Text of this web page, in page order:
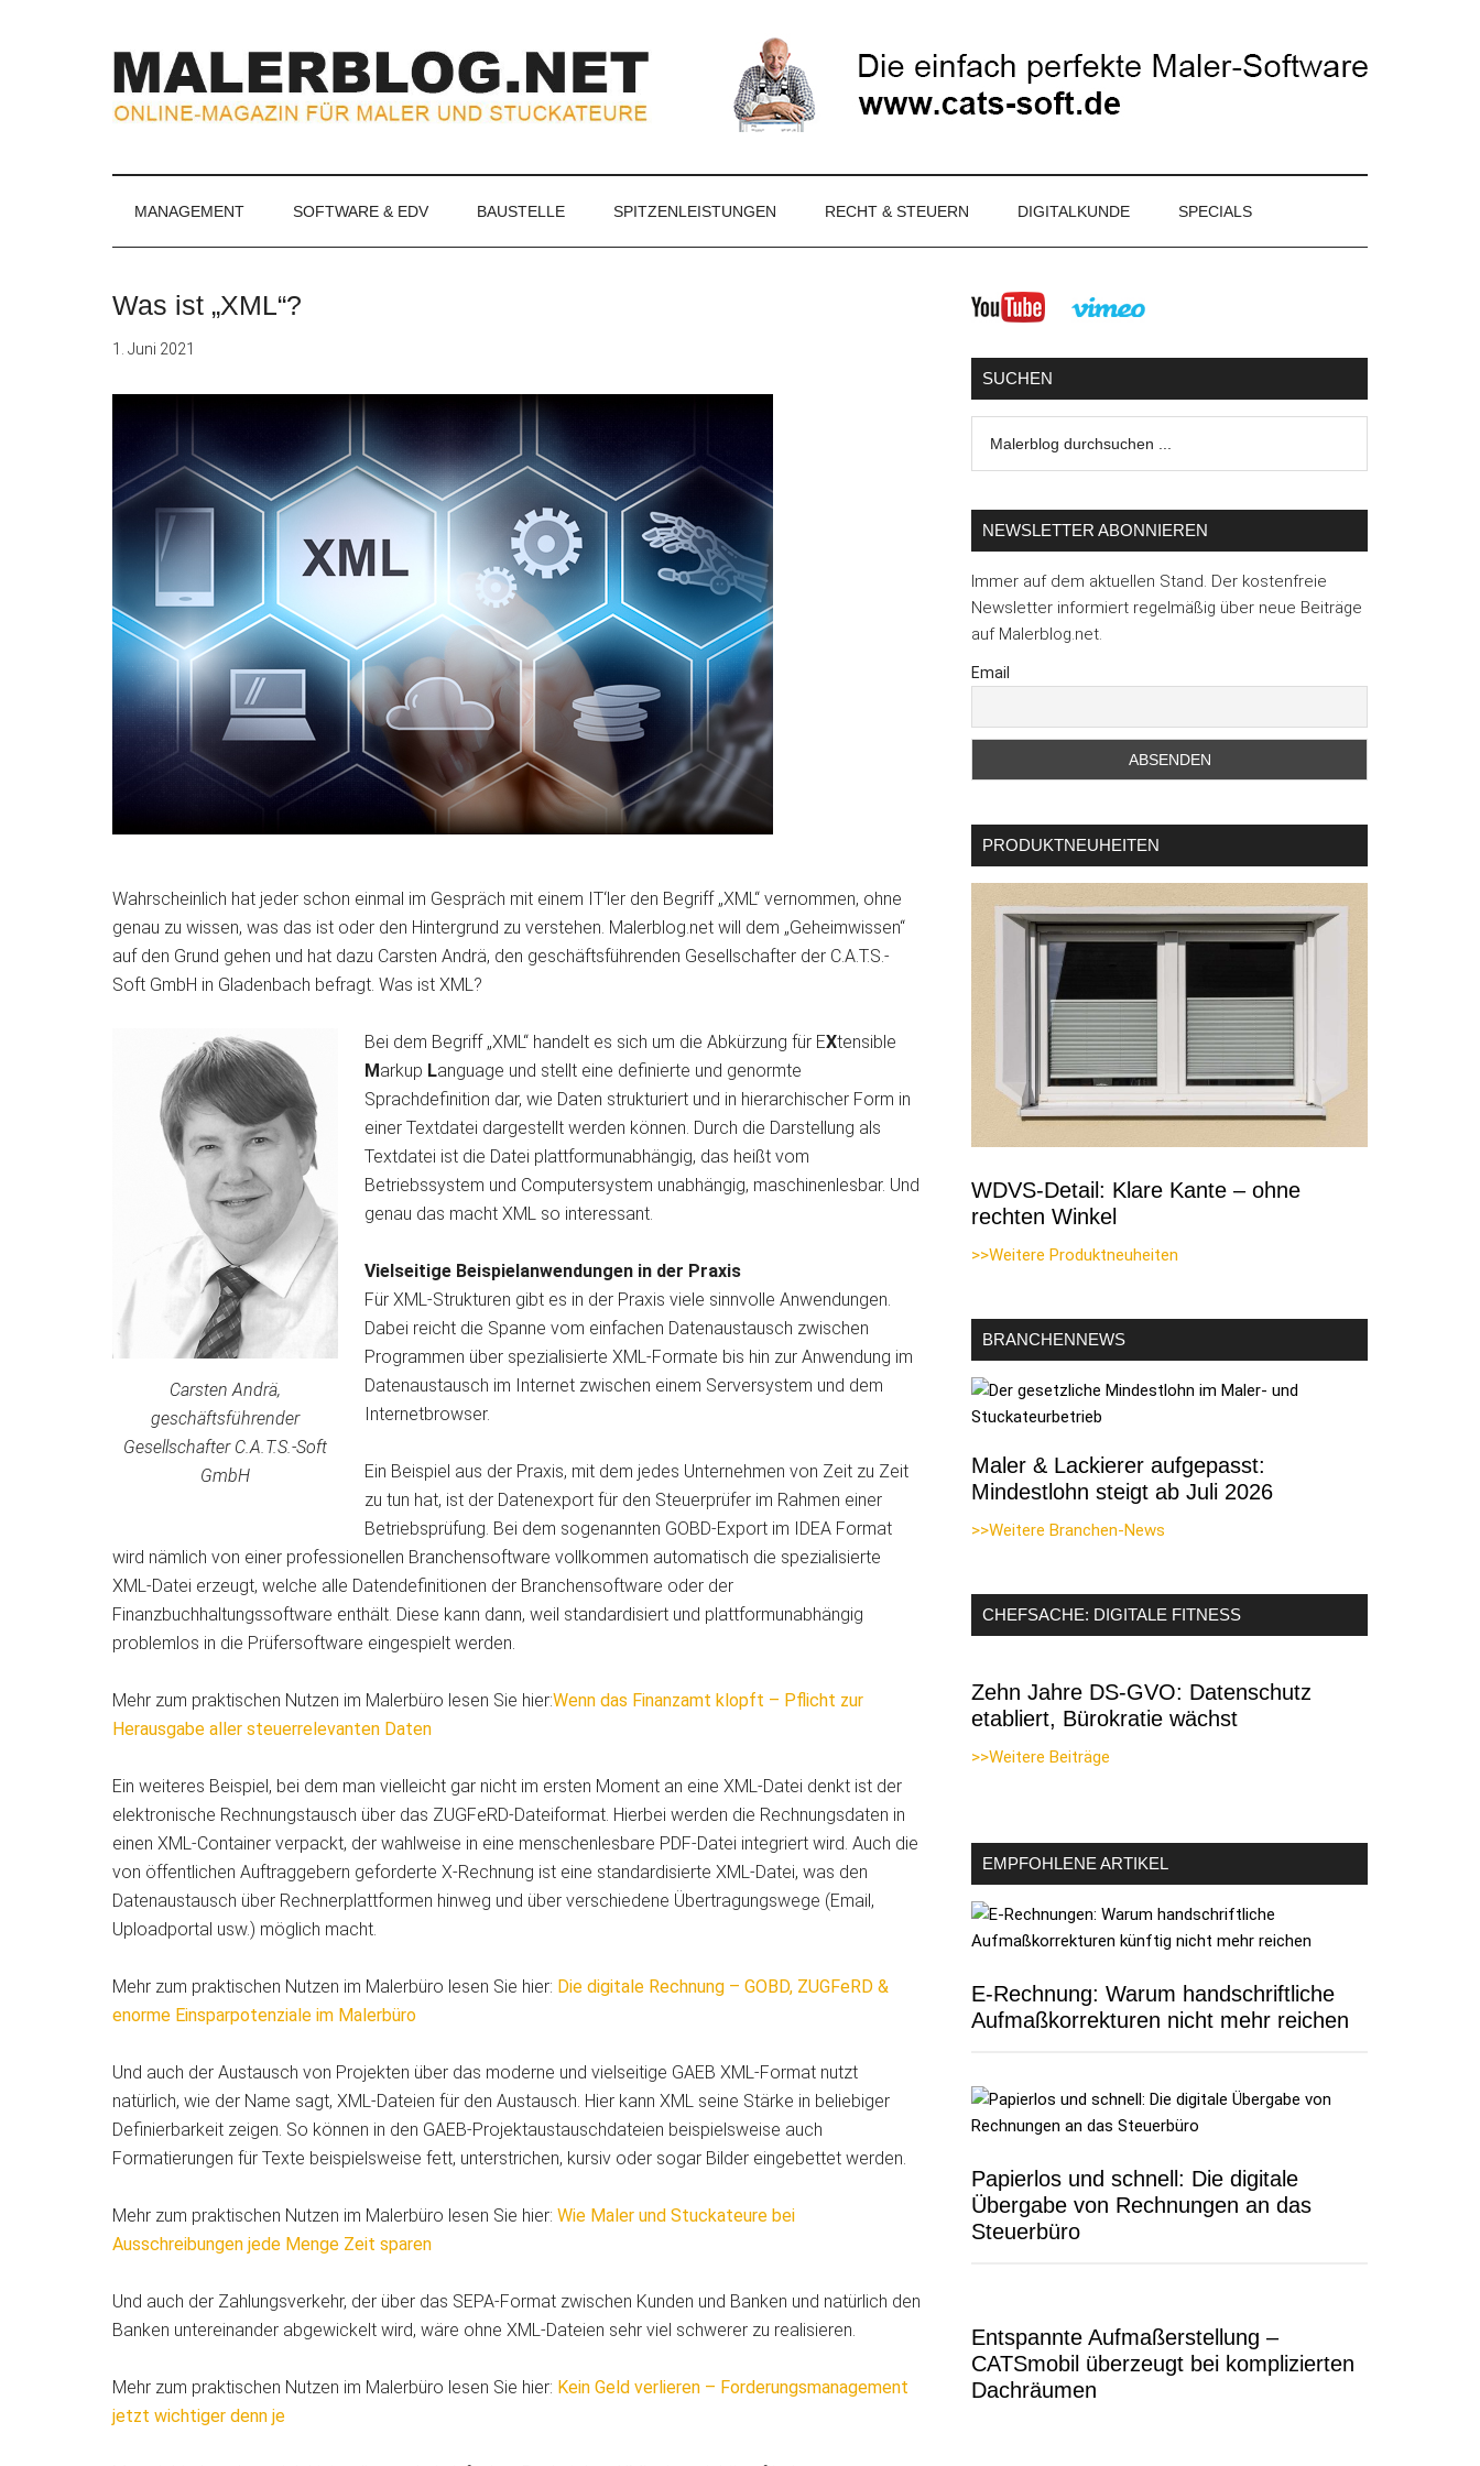
MALERBLOG.NET
Magazin
Stuckateure
MANAGEMENT SOFTWARE & EDV BAUSTELLE SPITZENLEISTUNGEN RECHT & STEUERN DIGITALKUNDE SPECIALS
Was ist „XML“?
1. Juni 2021
Wahrscheinlich hat jeder schon einmal im Gespräch mit einem IT‘ler den Begriff „XML“ vernommen, ohne
genau zu wissen, was das ist oder den Hintergrund zu verstehen. Malerblog.net will dem „Geheimwissen“
auf den Grund gehen und hat dazu Carsten Andrä, den geschäftsführenden Gesellschafter der C.A.T.S.-
Soft GmbH in Gladenbach befragt. Was ist XML?
Carsten Andrä,
geschäftsführender
Gesellschafter C.A.T.S.-Soft
GmbH
Bei dem Begriff „XML“ handelt es sich um die Abkürzung für EXtensible
Markup Language und stellt eine definierte und genormte
Sprachdefinition dar, wie Daten strukturiert und in hierarchischer Form in
einer Textdatei dargestellt werden können. Durch die Darstellung als
Textdatei ist die Datei plattformunabhängig, das heißt vom
Betriebssystem und Computersystem unabhängig, maschinenlesbar. Und
genau das macht XML so interessant.
Vielseitige Beispielanwendungen in der Praxis
Für XML-Strukturen gibt es in der Praxis viele sinnvolle Anwendungen.
Dabei reicht die Spanne vom einfachen Datenaustausch zwischen
Programmen über spezialisierte XML-Formate bis hin zur Anwendung im
Datenaustausch im Internet zwischen einem Serversystem und dem
Internetbrowser.
Ein Beispiel aus der Praxis, mit dem jedes Unternehmen von Zeit zu Zeit
zu tun hat, ist der Datenexport für den Steuerprüfer im Rahmen einer
Betriebsprüfung. Bei dem sogenannten GOBD-Export im IDEA Format
wird nämlich von einer professionellen Branchensoftware vollkommen automatisch die spezialisierte
XML-Datei erzeugt, welche alle Datendefinitionen der Branchensoftware oder der
Finanzbuchhaltungssoftware enthält. Diese kann dann, weil standardisiert und plattformunabhängig
problemlos in die Prüfersoftware eingespielt werden.
Mehr zum praktischen Nutzen im Malerbüro lesen Sie hier:Wenn das Finanzamt klopft – Pflicht zur
Herausgabe aller steuerrelevanten Daten
Ein weiteres Beispiel, bei dem man vielleicht gar nicht im ersten Moment an eine XML-Datei denkt ist der
elektronische Rechnungstausch über das ZUGFeRD-Dateiformat. Hierbei werden die Rechnungsdaten in
einen XML-Container verpackt, der wahlweise in eine menschenlesbare PDF-Datei integriert wird. Auch die
von öffentlichen Auftraggebern geforderte X-Rechnung ist eine standardisierte XML-Datei, was den
Datenaustausch über Rechnerplattformen hinweg und über verschiedene Übertragungswege (Email,
Uploadportal usw.) möglich macht.
Mehr zum praktischen Nutzen im Malerbüro lesen Sie hier: Die digitale Rechnung – GOBD, ZUGFeRD &
enorme Einsparpotenziale im Malerbüro
Und auch der Austausch von Projekten über das moderne und vielseitige GAEB XML-Format nutzt
natürlich, wie der Name sagt, XML-Dateien für den Austausch. Hier kann XML seine Stärke in beliebiger
Definierbarkeit zeigen. So können in den GAEB-Projektaustauschdateien beispielsweise auch
Formatierungen für Texte beispielsweise fett, unterstrichen, kursiv oder sogar Bilder eingebettet werden.
Mehr zum praktischen Nutzen im Malerbüro lesen Sie hier: Wie Maler und Stuckateure bei
Ausschreibungen jede Menge Zeit sparen
Und auch der Zahlungsverkehr, der über das SEPA-Format zwischen Kunden und Banken und natürlich den
Banken untereinander abgewickelt wird, wäre ohne XML-Dateien sehr viel schwerer zu realisieren.
Mehr zum praktischen Nutzen im Malerbüro lesen Sie hier: Kein Geld verlieren – Forderungsmanagement
jetzt wichtiger denn je
Seitenspalte
SUCHEN
durchsuchen
NEWSLETTER ABONNIEREN
Immer auf dem aktuellen Stand. Der kostenfreie
Newsletter informiert regelmäßig über neue Beiträge
auf Malerblog.net.
Email
PRODUKTNEUHEITEN
WDVS-Detail: Klare Kante – ohne
rechten Winkel
>>Weitere Produktneuheiten
BRANCHENNEWS
Maler & Lackierer aufgepasst:
Mindestlohn steigt ab Juli 2026
>>Weitere Branchen-News
CHEFSACHE: DIGITALE FITNESS
Zehn Jahre DS-GVO: Datenschutz
etabliert, Bürokratie wächst
>>Weitere Beiträge
EMPFOHLENE ARTIKEL
E-Rechnung: Warum handschriftliche
Aufmaßkorrekturen nicht mehr reichen
Papierlos und schnell: Die digitale
Übergabe von Rechnungen an das
Steuerbüro
Entspannte Aufmaßerstellung –
CATSmobil überzeugt bei komplizierten
Dachräumen